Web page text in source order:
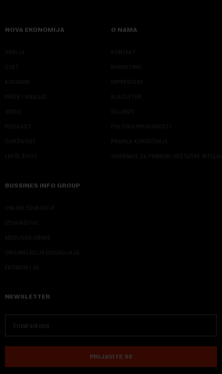
NOVA EKONOMIJA
SRBIJA
SVET
KOLUMNE
PRIČE I ANALIZE
VIDEO
PODCAST
ODRŽIVOST
LEPŠI ŽIVOT
O NAMA
KONTAKT
MARKETING
IMPRESSUM
NJUZLETER
KLIJENTI
POLITIKA PRIVATNOSTI
PRAVILA KORIŠĆENJA
SMERNICE ZA PRIMENU VEŠTAČKE
BUSSINES INFO GROUP
ONLINE EDUKACIJE
IZDAVAŠTVO
MEDIJSKE OBUKE
ORGANIZACIJA DOGADJAJA
EKONOM I JA
NEWSLETTER
PRIJAVITE SE